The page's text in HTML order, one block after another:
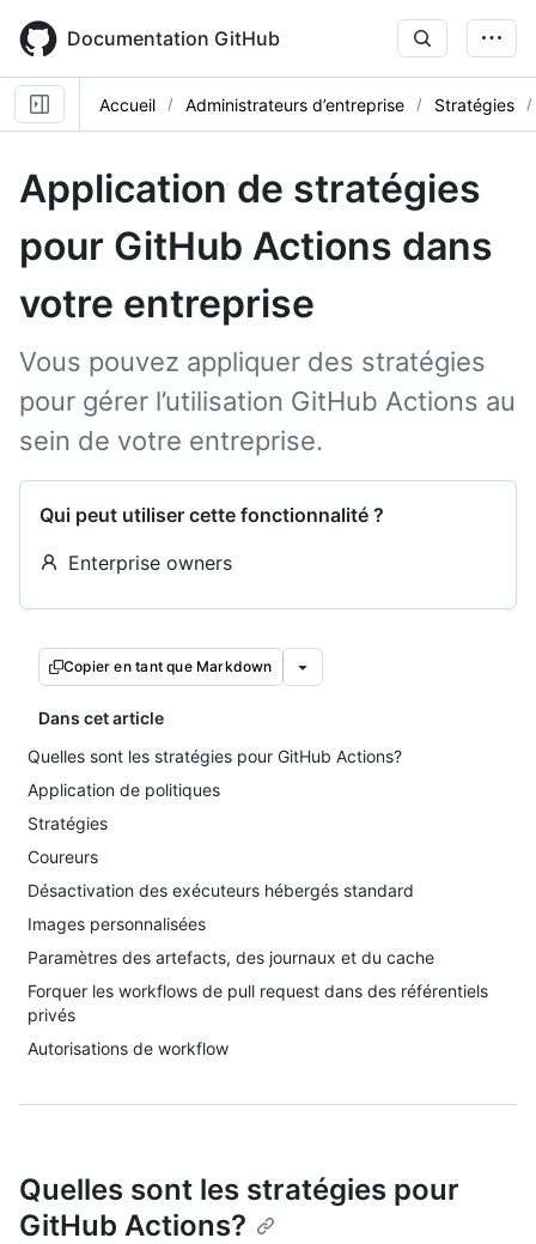
main
content
Documentation GitHub
Accueil Administrateurs d’entreprise Stratégies
Application de stratégies
pour GitHub Actions dans
votre entreprise
Vous pouvez appliquer des stratégies
pour gérer l’utilisation GitHub Actions au
sein de votre entreprise.
Qui peut utiliser cette fonctionnalité ?
Enterprise owners
Copier en tant que Markdown
Dans cet article
Quelles sont les stratégies pour GitHub Actions?
Application de politiques
Stratégies
Coureurs
Désactivation des exécuteurs hébergés standard
Images personnalisées
Paramètres des artefacts, des journaux et du cache
Forquer les workflows de pull request dans des référentiels
privés
Autorisations de workflow
Quelles sont les stratégies pour
GitHub Actions?